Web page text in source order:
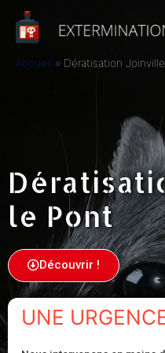
Accueil Dératisation
le Pont
Découvrir !
UNE